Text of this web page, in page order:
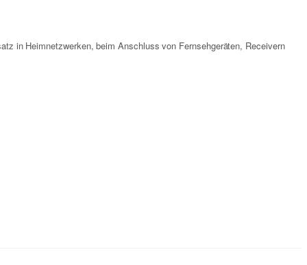
in Heimnetzwerken, beim Anschluss von Fernsehgeräten, Receivern